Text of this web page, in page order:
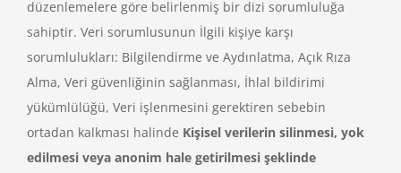
düzenlemelere göre belirlenmiş bir dizi sorumluluğa
sahiptir. Veri sorumlusunun İlgili kişiye karşı
sorumlulukları: Bilgilendirme ve Aydınlatma, Açık Rıza
Alma, Veri güvenliğinin sağlanması, İhlal bildirimi
yükümlülüğü, Veri işlenmesini gerektiren sebebin
ortadan kalkması halinde Kişisel verilerin silinmesi, yok
edilmesi veya anonim hale getirilmesi şeklinde